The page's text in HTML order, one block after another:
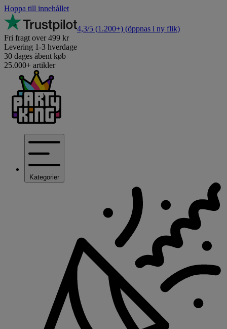
Hoppa till innehållet
4,3/5 (1.200+) (öppnas i ny flik)
Fri fragt over 499 kr
Levering 1-3 hverdage
30 dages åbent køb
25.000+ artikler
Kategorier